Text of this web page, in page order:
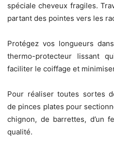
spéciale cheveux fragiles.
partant des pointes vers les
Protégez vos longueurs
thermo-protecteur lissant
faciliter le coiffage et
Pour réaliser toutes sortes
de pinces plates pour
chignon, de barrettes, d’un
qualité.